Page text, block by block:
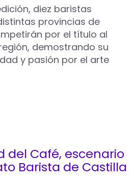
diez baristas
provincias de
por el título al
demostrando su
y pasión por el arte
del Café, escenario
Barista de Castilla